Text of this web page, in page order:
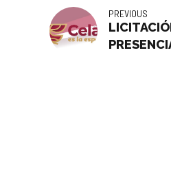
PREVIOUS